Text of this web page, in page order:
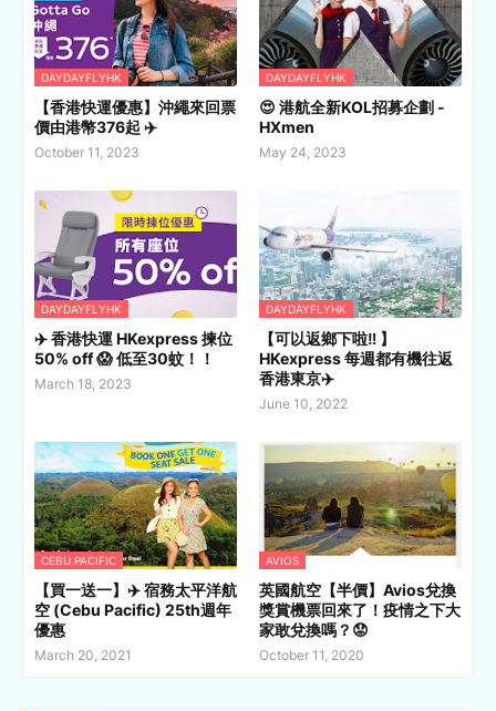
DAYDAYFLYHK
【香港快運優惠】沖繩來回票
價由港幣376起 ✈️
October 11, 2023
DAYDAYFLYHK
😍 港航全新KOL招募企劃 -
HXmen
May 24, 2023
DAYDAYFLYHK
✈️ 香港快運 HKexpress 揀位
50% off 😱 低至30蚊！！
March 18, 2023
DAYDAYFLYHK
【可以返鄉下啦‼️ 】
HKexpress 每週都有機往返
香港東京✈️
June 10, 2022
CEBU PACIFIC
【買一送一】✈️ 宿務太平洋航
空 (Cebu Pacific) 25th週年
優惠
March 20, 2021
AVIOS
英國航空【半價】Avios兌換
獎賞機票回來了！疫情之下大
家敢兌換嗎？😟
October 11, 2020